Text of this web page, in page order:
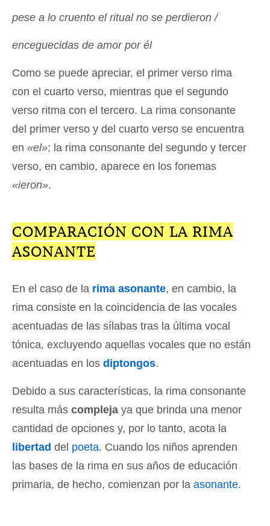
pese a lo cruento el ritual no se perdieron /
enceguecidas de amor por él
Como se puede apreciar, el primer verso rima
con el cuarto verso, mientras que el segundo
verso ritma con el tercero. La rima consonante
del primer verso y del cuarto verso se encuentra
en «el»; la rima consonante del segundo y tercer
verso, en cambio, aparece en los fonemas
«ieron».
COMPARACIÓN CON LA RIMA
ASONANTE
En el caso de la rima asonante, en cambio, la
rima consiste en la coincidencia de las vocales
acentuadas de las sílabas tras la última vocal
tónica, excluyendo aquellas vocales que no están
acentuadas en los diptongos.
Debido a sus características, la rima consonante
resulta más compleja ya que brinda una menor
cantidad de opciones y, por lo tanto, acota la
libertad del poeta. Cuando los niños aprenden
las bases de la rima en sus años de educación
primaria, de hecho, comienzan por la asonante.